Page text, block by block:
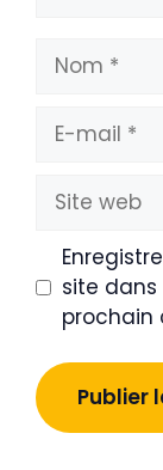
Nom
mail
Site
web
site
prochain